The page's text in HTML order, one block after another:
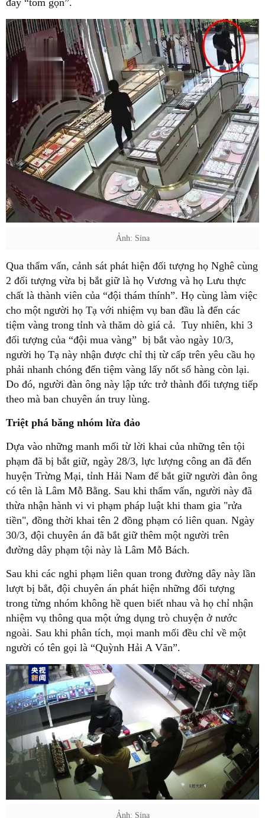
Ảnh: Sina
Qua thẩm vấn, cảnh sát phát hiện đối tượng họ Nghê cùng
2 đối tượng vừa bị bắt giữ là họ Vương và họ Lưu thực
chất là thành viên của “đội thám thính”. Họ cùng làm việc
cho một người họ Tạ với nhiệm vụ ban đầu là đến các
tiệm vàng trong tỉnh và thăm dò giá cả. Tuy nhiên, khi 3
đối tượng của “đội mua vàng” bị bắt vào ngày 10/3,
người họ Tạ này nhận được chỉ thị từ cấp trên yêu cầu họ
phải nhanh chóng đến tiệm vàng lấy nốt số hàng còn lại.
Do đó, người đàn ông này lập tức trở thành đối tượng tiếp
theo mà ban chuyên án truy lùng.
Triệt phá băng nhóm lừa đảo
Dựa vào những manh mối từ lời khai của những tên tội
phạm đã bị bắt giữ, ngày 28/3, lực lượng công an đã đến
huyện Trừng Mại, tỉnh Hải Nam để bắt giữ người đàn ông
có tên là Lâm Mỗ Bằng. Sau khi thẩm vấn, người này đã
thừa nhận hành vi vi phạm pháp luật khi tham gia "rửa
tiền", đồng thời khai tên 2 đồng phạm có liên quan. Ngày
30/3, đội chuyên án đã bắt giữ thêm một người trên
đường dây phạm tội này là Lâm Mỗ Bách.
Sau khi các nghi phạm liên quan trong đường dây này lần
lượt bị bắt, đội chuyên án phát hiện những đối tượng
trong từng nhóm không hề quen biết nhau và họ chỉ nhận
nhiệm vụ thông qua một ứng dụng trò chuyện ở nước
ngoài. Sau khi phân tích, mọi manh mối đều chỉ về một
người có tên gọi là “Quỳnh Hải A Văn”.
Ảnh: Sina